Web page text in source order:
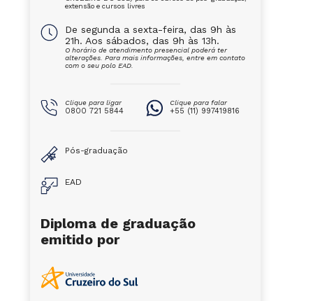
extensão e cursos livres
De segunda a sexta-feira, das 9h às
21h. Aos sábados, das 9h às 13h.
O horário de atendimento presencial poderá ter
alterações. Para mais informações, entre em contato
com o seu polo EAD.
Clique para ligar
0800 721 5844
Clique para falar
+55 (11) 997419816
Pós-graduação
EAD
Diploma de graduação
emitido por